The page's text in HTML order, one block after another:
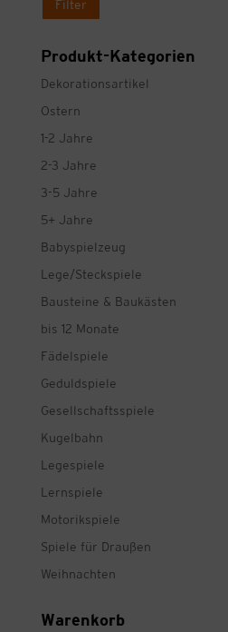
Filter
Produkt-Kategorien
Dekorationsartikel
Ostern
1-2 Jahre
2-3 Jahre
3-5 Jahre
5+ Jahre
Babyspielzeug
Lege/Steckspiele
Bausteine & Baukästen
bis 12 Monate
Fädelspiele
Geduldspiele
Gesellschaftsspiele
Kugelbahn
Legespiele
Lernspiele
Motorikspiele
Spiele für Draußen
Weihnachten
Warenkorb